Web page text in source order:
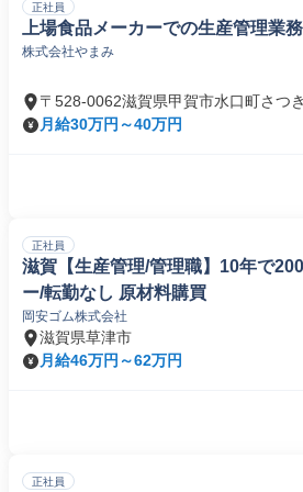
正社員
上場食品メーカーでの生産管理業務
株式会社やまみ
〒528-0062滋賀県甲賀市水口町さつ
月給30万円～40万円
正社員
滋賀【生産管理/管理職】10年で
ー/転勤なし 原材料購買
岡安ゴム株式会社
滋賀県草津市
月給46万円～62万円
正社員